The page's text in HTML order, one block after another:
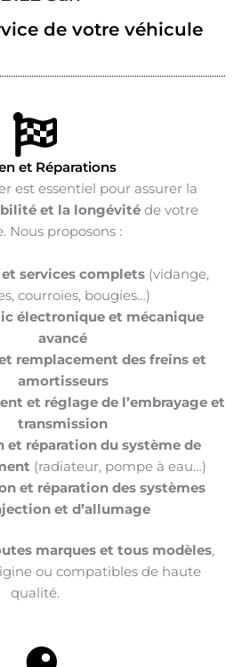
de votre véhicule
et Réparations
est essentiel pour assurer la
et la longévité de votre
Nous proposons :
et services complets (vidange,
courroies, bougies…)
électronique et mécanique
avancé
remplacement des freins et
amortisseurs
et réglage de l’embrayage et
transmission
et réparation du système de
(radiateur, pompe à eau…)
et réparation des systèmes
et d’allumage
marques et tous modèles,
ou compatibles de haute
qualité.